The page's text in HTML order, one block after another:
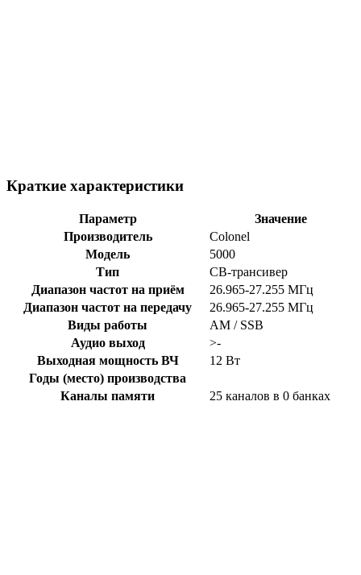
Краткие характеристики
Параметр
Значение
Производитель
Colonel
Модель
5000
Тип
CB-трансивер
Диапазон частот на приём
26.965-27.255 МГц
Диапазон частот на передачу
26.965-27.255 МГц
Виды работы
AM / SSB
Аудио выход
>-
Выходная мощность ВЧ
12 Вт
Годы (место) производства
Каналы памяти
25 каналов в 0 банках